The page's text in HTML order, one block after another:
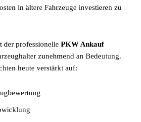
in ältere Fahrzeuge investieren zu
der professionelle PKW Ankauf
zunehmend an Bedeutung.
heute verstärkt auf: